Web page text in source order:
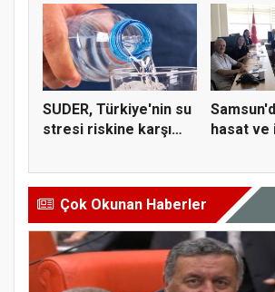
SUDER, Türkiye'nin su
stresi riskine karşı
hasat ve
Çok Okunan Haberler